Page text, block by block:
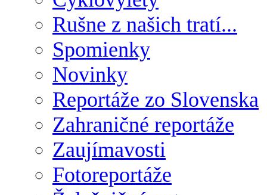
Rušne z našich tratí...
Spomienky
Novinky
Reportáže zo Slovenska
Zahraničné reportáže
Zaujímavosti
Fotoreportáže